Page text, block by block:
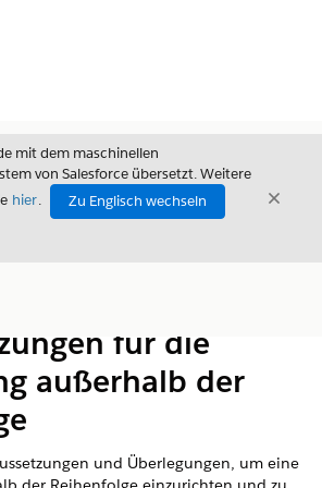
mit dem maschinellen
von Salesforce übersetzt. Weitere
hier.
Zu Englisch wechseln
für die
außerhalb der
und Überlegungen, um eine